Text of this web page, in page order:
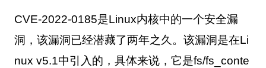
CVE-2022-0185是Linux内核中的一个安全漏
洞，该漏洞已经潜藏了两年之久。该漏洞是在Li
nux v5.1中引入的，具体来说，它是fs/fs_conte